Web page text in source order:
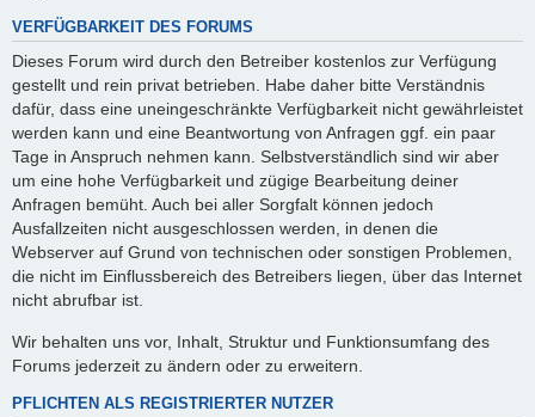
VERFÜGBARKEIT DES FORUMS
Dieses Forum wird durch den Betreiber kostenlos zur Verfügung
gestellt und rein privat betrieben. Habe daher bitte Verständnis
dafür, dass eine uneingeschränkte Verfügbarkeit nicht gewährleistet
werden kann und eine Beantwortung von Anfragen ggf. ein paar
Tage in Anspruch nehmen kann. Selbstverständlich sind wir aber
um eine hohe Verfügbarkeit und zügige Bearbeitung deiner
Anfragen bemüht. Auch bei aller Sorgfalt können jedoch
Ausfallzeiten nicht ausgeschlossen werden, in denen die
Webserver auf Grund von technischen oder sonstigen Problemen,
die nicht im Einflussbereich des Betreibers liegen, über das Internet
nicht abrufbar ist.
Wir behalten uns vor, Inhalt, Struktur und Funktionsumfang des
Forums jederzeit zu ändern oder zu erweitern.
PFLICHTEN ALS REGISTRIERTER NUTZER